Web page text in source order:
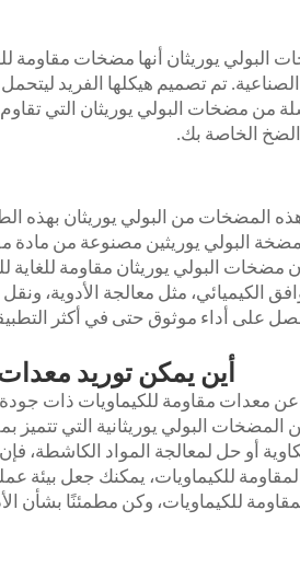
البولي يوريثان أنها مضخات مقاومة
تم تصميم هيكلها الفريد
من مضخات البولي يوريثان التي تقاوم
الخاصة بك.
المضخات من البولي يوريثان بهذه
مضخة البولي يوريثين مصنوعة من مادة
أن مضخات البولي يوريثان مقاومة
الكيميائي، مثل معالجة الأدوية،
على أداء موثوق حتى في أكثر
أين يمكن توريد معدات
البولي يوريثانية التي تتميز
للكيماويات، وكن مطمئنًا بشأن